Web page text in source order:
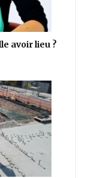
avoir lieu ?